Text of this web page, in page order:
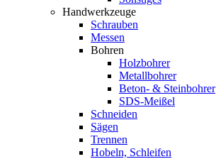
Handwerkzeuge
Schrauben
Messen
Bohren
Holzbohrer
Metallbohrer
Beton- & Steinbohrer
SDS-Meißel
Schneiden
Sägen
Trennen
Hobeln, Schleifen